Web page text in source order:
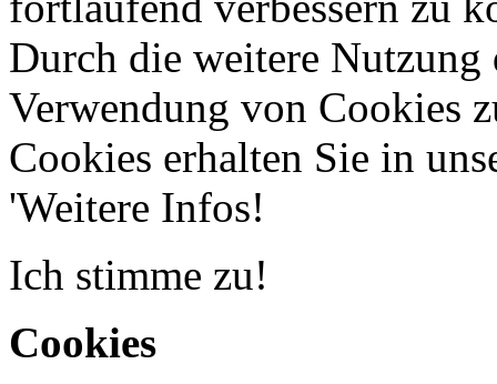
Durch die weitere Nutzung
Verwendung von Cookies
Cookies erhalten Sie in
'Weitere Infos!
Ich stimme zu!
Cookies